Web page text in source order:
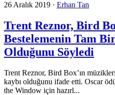
26 Aralık 2019 · Erhan Tan
Trent Reznor, Bird
Bestelemenin Tam
Olduğunu Söyledi
Trent Reznor, Bird Box’ın
kaybı olduğunu ifade etti. Oscar
the Window için hazırl...